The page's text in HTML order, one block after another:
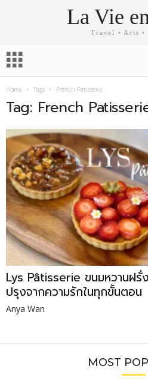
La Vie
Travel • Arts •
Home Tags French Patisserie
Tag: French
Lys Pâtisserie ขนมหวานฝรั่
ปรุงจากความรักในทุกขั้นตอน
Anya Wan
MOST